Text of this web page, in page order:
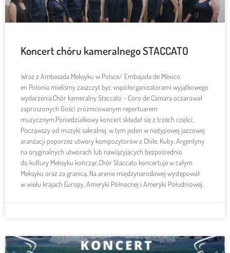
Koncert chóru kameralnego STACCATO
Wraz z Ambasada Meksyku w Polsce/ Embajada de México
en Polonia mieliśmy zaszczyt być współorganizatorami wyjątkowego
wydarzenia.Chór kameralny Staccato – Coro de Cámara oczarował
zaproszonych Gości zróżnicowanym repertuarem
muzycznym.Poniedziałkowy koncert składał się z trzech części.
Począwszy od muzyki sakralnej, w tym jeden w nietypowej jazzowej
aranżacji poporzez utwory kompozytorów z Chile, Kuby, Argentyny
na oryginalnych utworach lub nawiązyjacych bezpośrednio
do kultury Meksyku kończąc.Chór Staccato koncertuje w całym
Meksyku oraz za granicą. Na arenie międzynarodowej występował
w wielu krajach Europy, Ameryki Północnej i Ameryki Południowej.